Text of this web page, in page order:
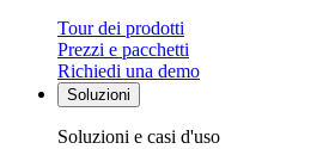
Tour dei prodotti
Prezzi e pacchetti
Richiedi una demo
Soluzioni
Soluzioni e casi d'uso